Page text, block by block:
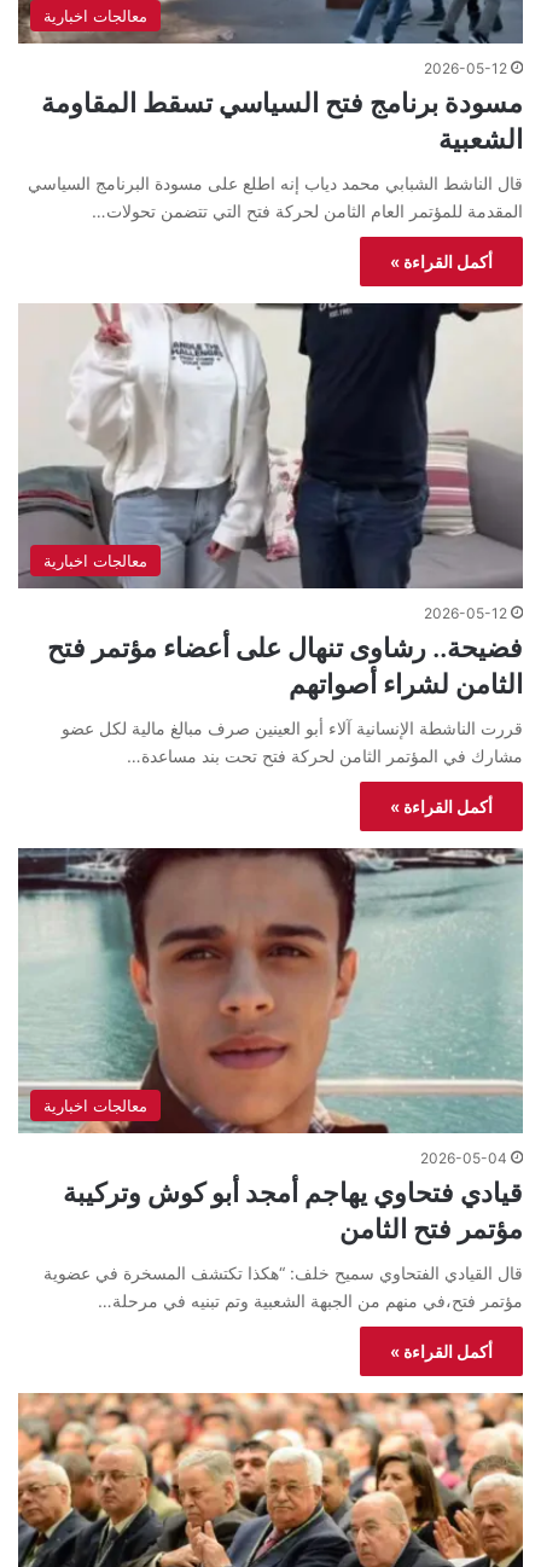
معالجات اخبارية
2026-05-12
مسودة برنامج فتح السياسي تسقط المقاومة
الشعبية
قال الناشط الشبابي محمد دياب إنه اطلع على مسودة البرنامج السياسي
المقدمة للمؤتمر العام الثامن لحركة فتح التي تتضمن تحولات…
أكمل القراءة »
معالجات اخبارية
2026-05-12
فضيحة.. رشاوى تنهال على أعضاء مؤتمر فتح
الثامن لشراء أصواتهم
قررت الناشطة الإنسانية آلاء أبو العينين صرف مبالغ مالية لكل عضو
مشارك في المؤتمر الثامن لحركة فتح تحت بند مساعدة…
أكمل القراءة »
معالجات اخبارية
2026-05-04
قيادي فتحاوي يهاجم أمجد أبو كوش وتركيبة
مؤتمر فتح الثامن
قال القيادي الفتحاوي سميح خلف: “هكذا تكتشف المسخرة في عضوية
مؤتمر فتح،في منهم من الجبهة الشعبية وتم تبنيه في مرحلة…
أكمل القراءة »